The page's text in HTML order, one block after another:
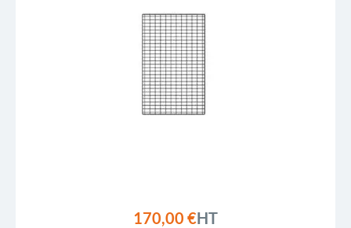
170,00 €HT